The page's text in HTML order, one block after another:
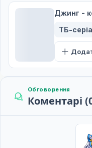
Джинг -
ТБ-
Обговорення
Коментарі